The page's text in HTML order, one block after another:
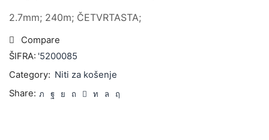
2.7mm; 240m; ČETVRTASTA;
Compare
ŠIFRA: '5200085
Category: Niti za košenje
Share: